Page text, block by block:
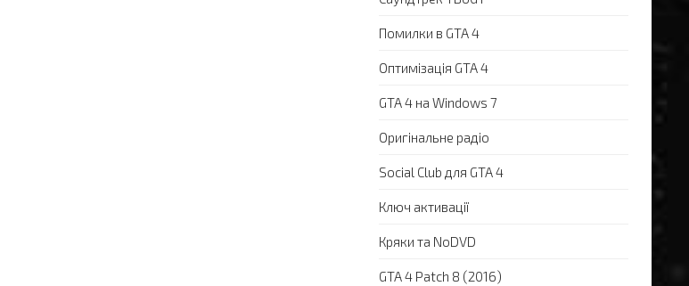
Помилки в GTA 4
Оптимізація GTA 4
GTA 4 на Windows 7
Оригінальне радіо
Social Club для GTA 4
Ключ активації
Кряки та NoDVD
GTA 4 Patch 8 (2016)